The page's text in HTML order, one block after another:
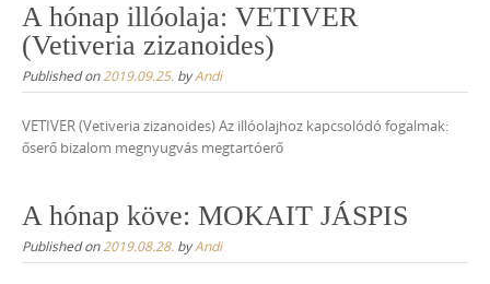
A hónap illóolaja: VETIVER
(Vetiveria zizanoides)
Published on2019.09.25. byAndi
VETIVER (Vetiveria zizanoides) Az illóolajhoz kapcsolódó fogalmak:
őserő bizalom megnyugvás megtartóerő
A hónap köve: MOKAIT JÁSPIS
Published on2019.08.28. byAndi